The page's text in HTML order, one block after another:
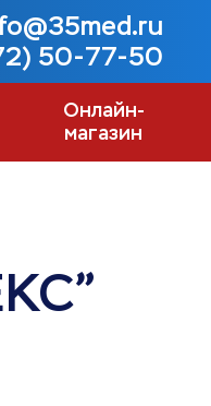
50-77-50
Онлайн-
магазин